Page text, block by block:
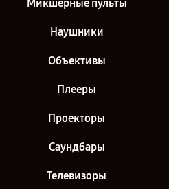
Микшерные пульты
Наушники
Объективы
Плееры
Проекторы
Саундбары
Телевизоры